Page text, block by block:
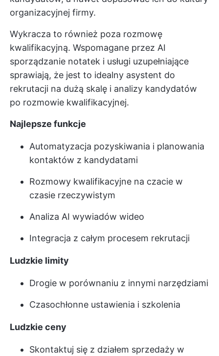
organizacyjnej firmy.
Wykracza to również poza rozmowę
kwalifikacyjną. Wspomagane przez AI
sporządzanie notatek i usługi uzupełniające
sprawiają, że jest to idealny asystent do
rekrutacji na dużą skalę i analizy kandydatów
po rozmowie kwalifikacyjnej.
Najlepsze funkcje
Automatyzacja pozyskiwania i planowania
kontaktów z kandydatami
Rozmowy kwalifikacyjne na czacie w
czasie rzeczywistym
Analiza AI wywiadów wideo
Integracja z całym procesem rekrutacji
Ludzkie limity
Drogie w porównaniu z innymi narzędziami
Czasochłonne ustawienia i szkolenia
Ludzkie ceny
Skontaktuj się z działem sprzedaży w